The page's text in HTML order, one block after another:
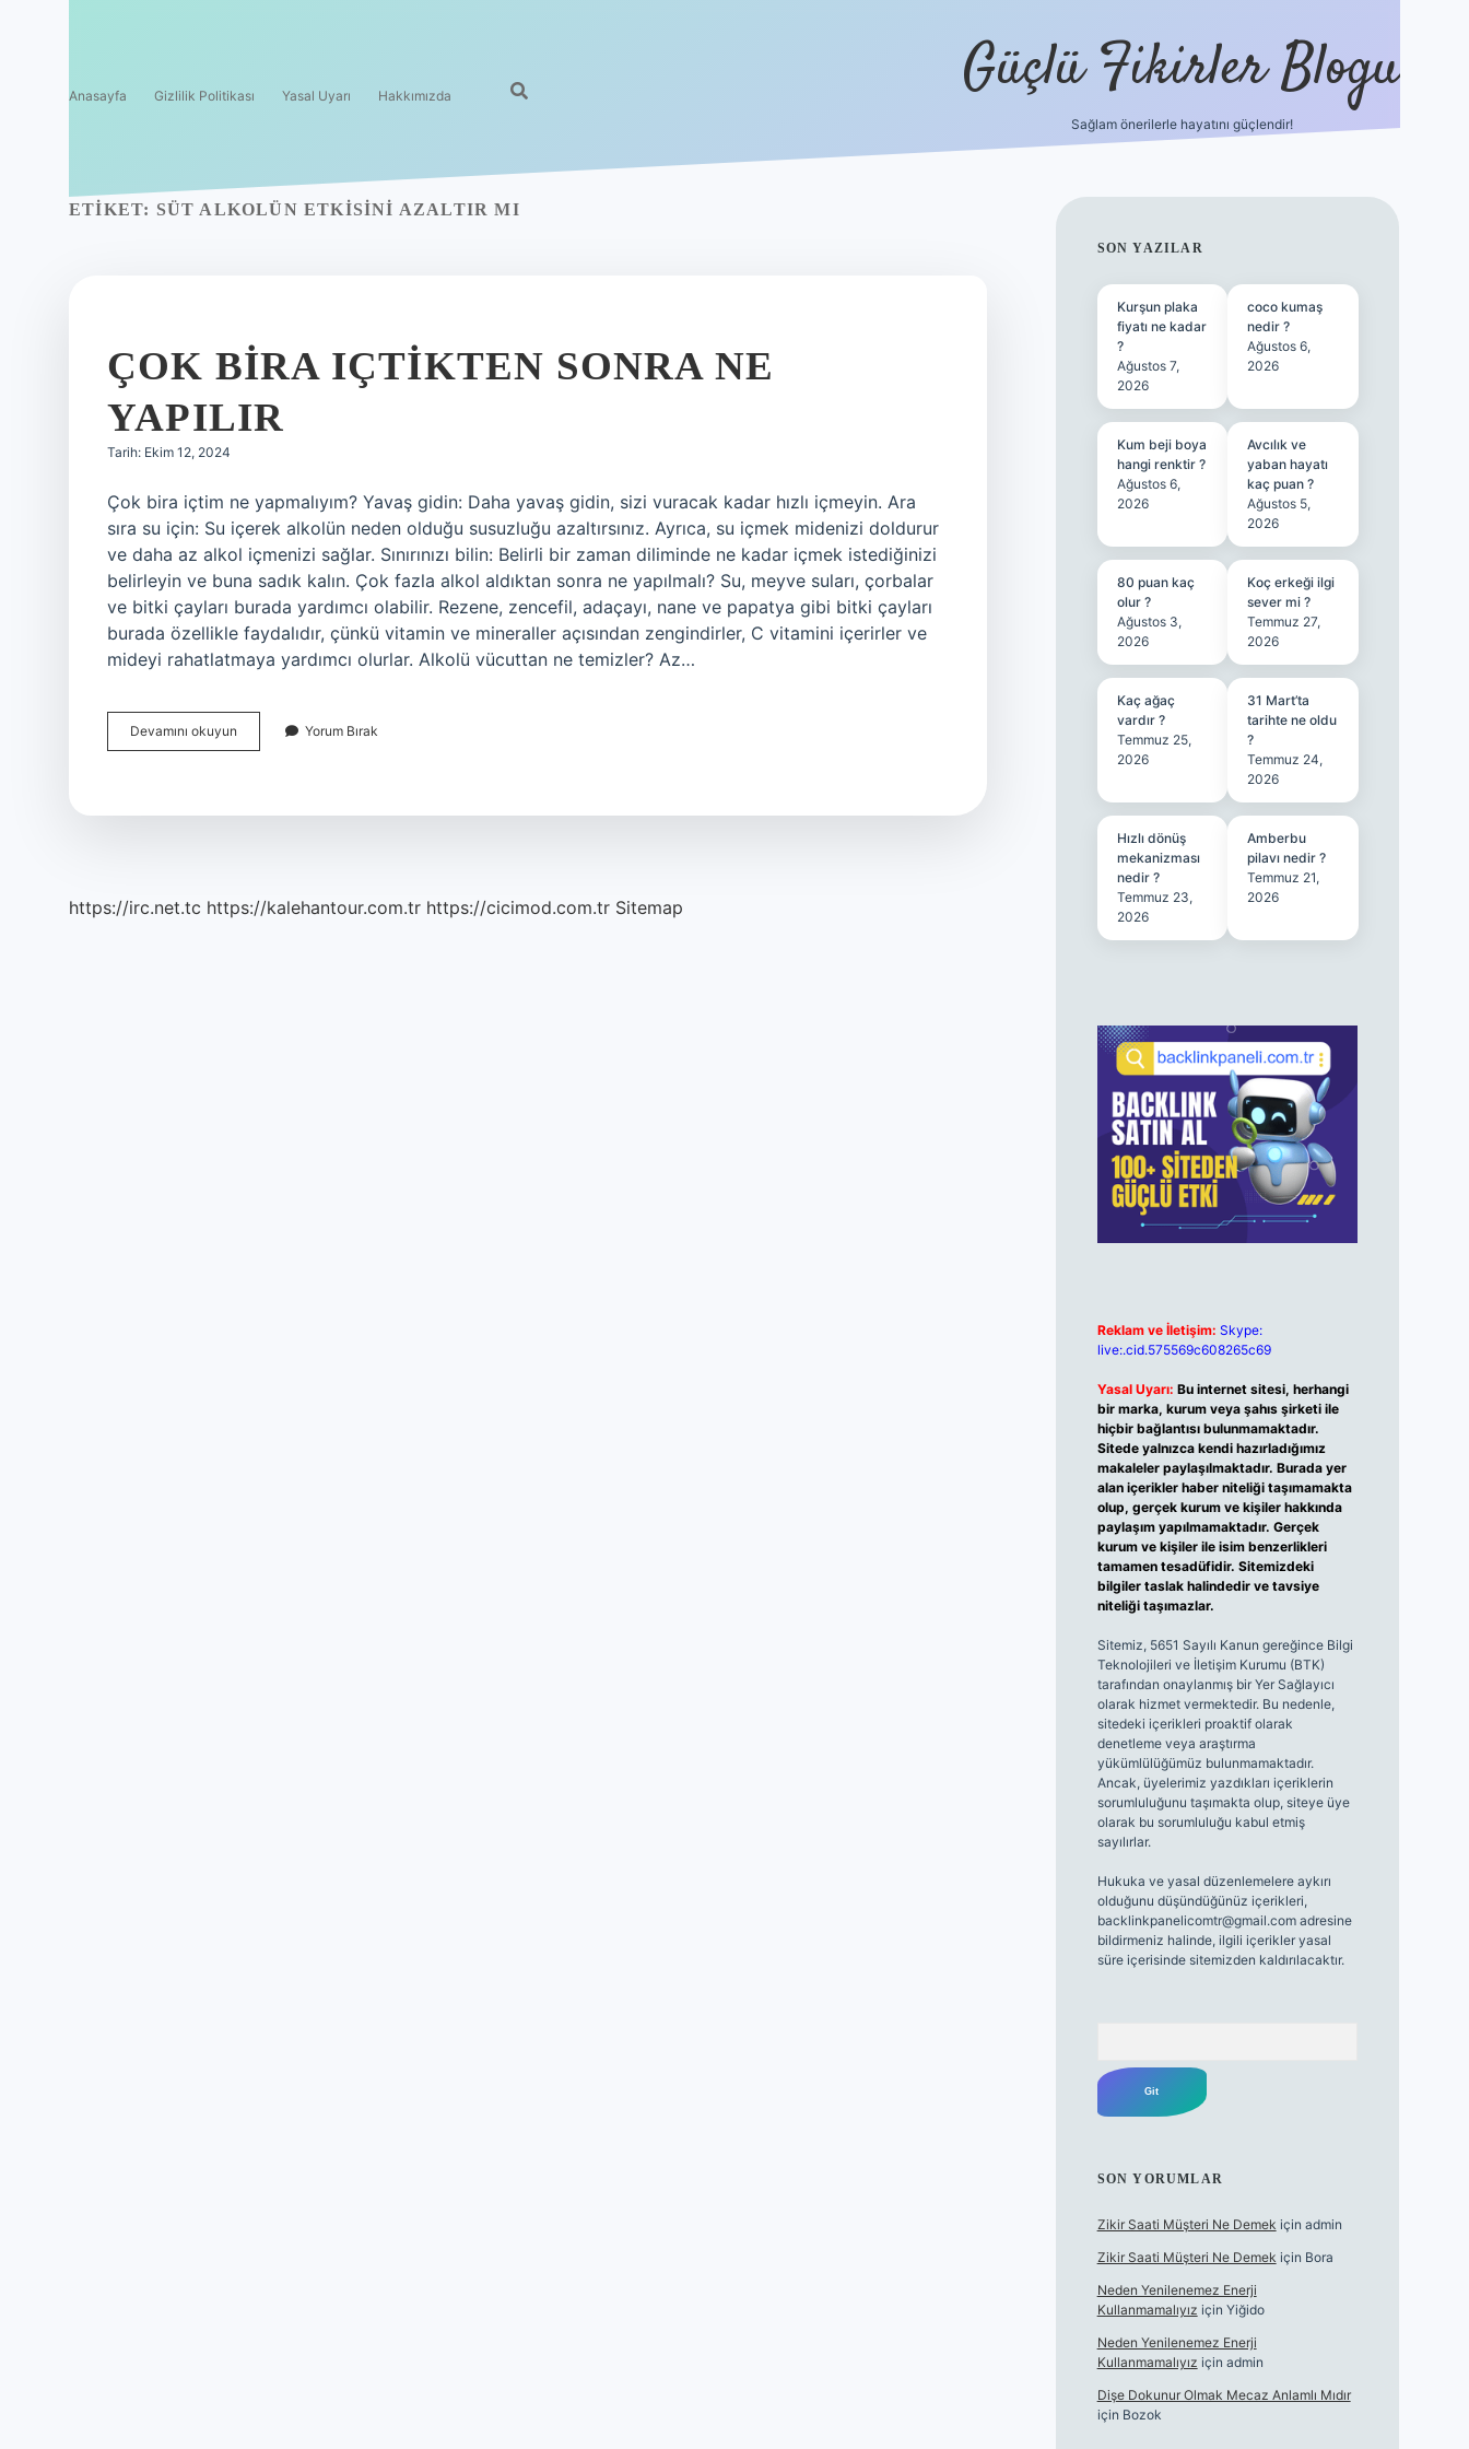
Anasayfa Gizlilik Politikası Yasal Uyarı Hakkımızda Güçlü Fikirler Blogu
Sağlam önerilerle hayatını güçlendir!
ETIKET: SÜT ALKOLÜN ETKISINI AZALTIR MI
ÇOK BIRA IÇTIKTEN SONRA NE
YAPILIR
Tarih: Ekim 12, 2024
Çok bira içtim ne yapmalıyım? Yavaş gidin: Daha yavaş gidin, sizi vuracak kadar hızlı içmeyin. Ara
sıra su için: Su içerek alkolün neden olduğu susuzluğu azaltırsınız. Ayrıca, su içmek midenizi doldurur
ve daha az alkol içmenizi sağlar. Sınırınızı bilin: Belirli bir zaman diliminde ne kadar içmek istediğinizi
belirleyin ve buna sadık kalın. Çok fazla alkol aldıktan sonra ne yapılmalı? Su, meyve suları, çorbalar
ve bitki çayları burada yardımcı olabilir. Rezene, zencefil, adaçayı, nane ve papatya gibi bitki çayları
burada özellikle faydalıdır, çünkü vitamin ve mineraller açısından zengindirler, C vitamini içerirler ve
mideyi rahatlatmaya yardımcı olurlar. Alkolü vücuttan ne temizler? Az…
Devamını okuyun
Bira
Yorum Bırak
https://irc.net.tc https://kalehantour.com.tr https://cicimod.com.tr Sitemap
SIDEBAR
SON YAZILAR
Kurşun plaka
fiyatı ne kadar
?
Ağustos 7,
2026
coco kumaş
nedir ?
Ağustos 6,
2026
Kum beji boya
hangi renktir ?
Ağustos 6,
2026
Avcılık ve
yaban hayatı
kaç puan ?
Ağustos 5,
2026
80 puan kaç
olur ?
Ağustos 3,
2026
Koç erkeği ilgi
sever mi ?
Temmuz 27,
2026
Kaç ağaç
vardır ?
Temmuz 25,
2026
31 Mart’ta
tarihte ne oldu
?
Temmuz 24,
2026
Hızlı dönüş
mekanizması
nedir ?
Temmuz 23,
2026
Amberbu
pilavı nedir ?
Temmuz 21,
2026
Reklam ve İletişim: Skype:
live:.cid.575569c608265c69
Yasal Uyarı: Bu internet sitesi, herhangi
bir marka, kurum veya şahıs şirketi ile
hiçbir bağlantısı bulunmamaktadır.
Sitede yalnızca kendi hazırladığımız
makaleler paylaşılmaktadır. Burada yer
alan içerikler haber niteliği taşımamakta
olup, gerçek kurum ve kişiler hakkında
paylaşım yapılmamaktadır. Gerçek
kurum ve kişiler ile isim benzerlikleri
tamamen tesadüfidir. Sitemizdeki
bilgiler taslak halindedir ve tavsiye
niteliği taşımazlar.
Sitemiz, 5651 Sayılı Kanun gereğince Bilgi
Teknolojileri ve İletişim Kurumu (BTK)
tarafından onaylanmış bir Yer Sağlayıcı
olarak hizmet vermektedir. Bu nedenle,
sitedeki içerikleri proaktif olarak
denetleme veya araştırma
yükümlülüğümüz bulunmamaktadır.
Ancak, üyelerimiz yazdıkları içeriklerin
sorumluluğunu taşımakta olup, siteye üye
olarak bu sorumluluğu kabul etmiş
sayılırlar.
Hukuka ve yasal düzenlemelere aykırı
olduğunu düşündüğünüz içerikleri,
backlinkpanelicomtr@gmail.comadresine
bildirmeniz halinde, ilgili içerikler yasal
süre içerisinde sitemizden kaldırılacaktır.
SON YORUMLAR
Zikir Saati Müşteri Ne Demek için admin
Zikir Saati Müşteri Ne Demek için Bora
Neden Yenilenemez Enerji
Kullanmamalıyız için Yiğido
Neden Yenilenemez Enerji
Kullanmamalıyız için admin
Dişe Dokunur Olmak Mecaz Anlamlı Mıdır
için Bozok
ilbet bahis sitesi